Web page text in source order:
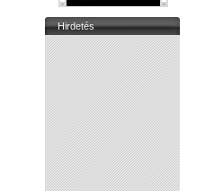
Hirdetés